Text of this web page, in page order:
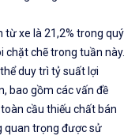
từ xe là 21,2% trong quý
chặt chẽ trong tuần này.
duy trì tỷ suất lợi
bao gồm các vấn đề
cầu thiếu chất bán
quan trọng được sử